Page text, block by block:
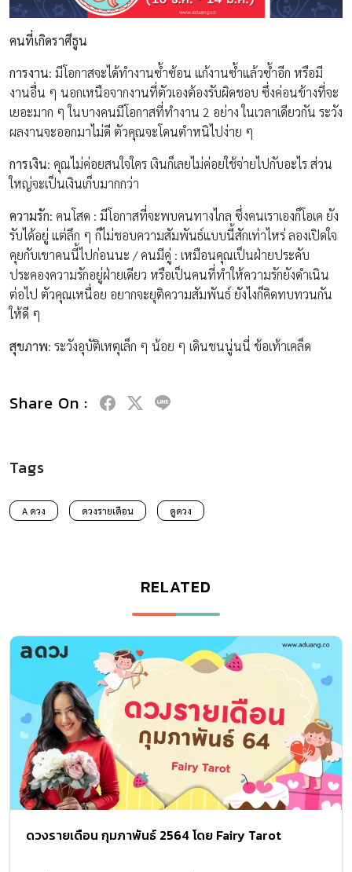
คนที่เกิดราศีธูน
การงาน: มีโอกาสจะได้ทำงานซ้ำซ้อน แก้งานซ้ำแล้วซ้ำอีก หรือมี
งานอื่น ๆ นอกเหนือจากงานที่ตัวเองต้องรับผิดชอบ ซึ่งค่อนข้างที่จะ
เยอะมาก ๆ ในบางคนมีโอกาสที่ทำงาน 2 อย่าง ในเวลาเดียวกัน ระวัง
ผลงานจะออกมาไม่ดี ตัวคุณจะโดนตำหนิไปง่าย ๆ
การเงิน: คุณไม่ค่อยสนใจใคร เงินก็เลยไม่ค่อยใช้จ่ายไปกับอะไร ส่วน
ใหญ่จะเป็นเงินเก็บมากกว่า
ความรัก: คนโสด : มีโอกาสที่จะพบคนทางไกล ซึ่งคนเราเองก็โอเค ยัง
รับได้อยู่ แต่ลึก ๆ ก็ไม่ชอบความสัมพันธ์แบบนี้สักเท่าไหร่ ลองเปิดใจ
คุยกับเขาคนนี้ไปก่อนนะ / คนมีคู่ : เหมือนคุณเป็นฝ่ายประคับ
ประคองความรักอยู่ฝ่ายเดียว หรือเป็นคนที่ทำให้ความรักยังดำเนิน
ต่อไป ตัวคุณเหนื่อย อยากจะยุติความสัมพันธ์ ยังไงก็คิดทบทวนกัน
ให้ดี ๆ
สุขภาพ: ระวังอุบัติเหตุเล็ก ๆ น้อย ๆ เดินชนนู่นนี่ ข้อเท้าเคล็ด
Share On :
Tags
A ดวง ดวงรายเดือน ดูดวง
RELATED
ดวงรายเดือน กุมภาพันธ์ 2564 โดย Fairy Tarot